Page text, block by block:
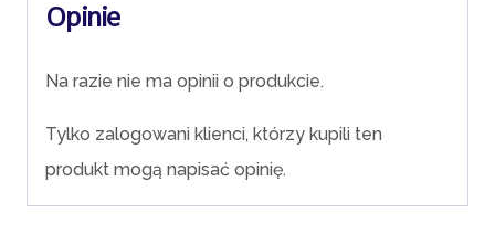
Opinie
Na razie nie ma opinii o produkcie.
Tylko zalogowani klienci, którzy kupili ten
produkt mogą napisać opinię.